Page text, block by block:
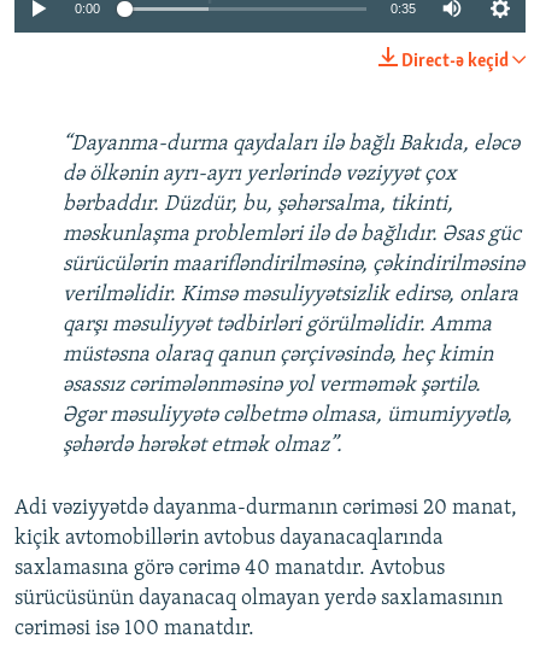
0:00 0:35
Direct-ə keçid
“Dayanma-durma qaydaları ilə bağlı Bakıda, eləcə
də ölkənin ayrı-ayrı yerlərində vəziyyət çox
bərbaddır. Düzdür, bu, şəhərsalma, tikinti,
məskunlaşma problemləri ilə də bağlıdır. Əsas güc
sürücülərin maarifləndirilməsinə, çəkindirilməsinə
verilməlidir. Kimsə məsuliyyətsizlik edirsə, onlara
qarşı məsuliyyət tədbirləri görülməlidir. Amma
müstəsna olaraq qanun çərçivəsində, heç kimin
əsassız cərimələnməsinə yol verməmək şərtilə.
Əgər məsuliyyətə cəlbetmə olmasa, ümumiyyətlə,
şəhərdə hərəkət etmək olmaz”.
Adi vəziyyətdə dayanma-durmanın cəriməsi 20 manat,
kiçik avtomobillərin avtobus dayanacaqlarında
saxlamasına görə cərimə 40 manatdır. Avtobus
sürücüsünün dayanacaq olmayan yerdə saxlamasının
cəriməsi isə 100 manatdır.